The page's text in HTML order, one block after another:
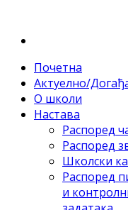
Почетна
Актуелно/
О школи
Настава
Распоред
Распоред
Школски
Распоред
и